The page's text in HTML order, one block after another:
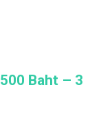
Baht – 3